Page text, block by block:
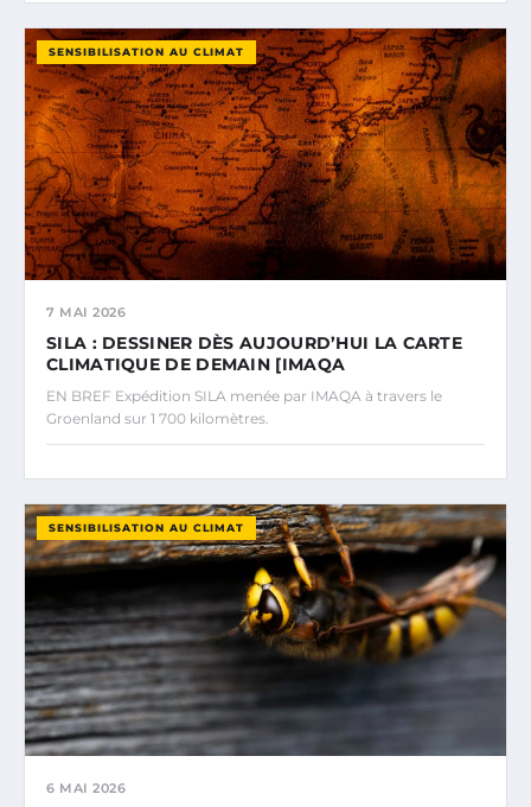
SENSIBILISATION AU CLIMAT
7 MAI 2026
SILA : DESSINER DÈS AUJOURD’HUI LA CARTE
CLIMATIQUE DE DEMAIN [IMAQA
EN BREF Expédition SILA menée par IMAQA à travers le
Groenland sur 1 700 kilomètres.
SENSIBILISATION AU CLIMAT
6 MAI 2026